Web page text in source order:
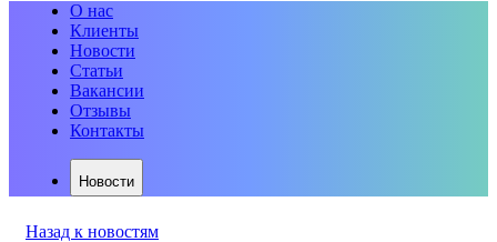
О нас
Клиенты
Новости
Статьи
Вакансии
Отзывы
Контакты
Новости
Назад к новостям